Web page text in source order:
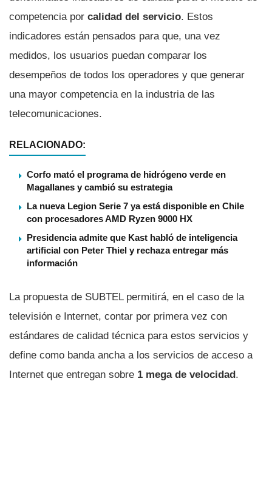
competencia por calidad del servicio. Estos
indicadores están pensados para que, una vez
medidos, los usuarios puedan comparar los
desempeños de todos los operadores y que generar
una mayor competencia en la industria de las
telecomunicaciones.
RELACIONADO:
Corfo mató el programa de hidrógeno verde en
Magallanes y cambió su estrategia
La nueva Legion Serie 7 ya está disponible en Chile
con procesadores AMD Ryzen 9000 HX
Presidencia admite que Kast habló de inteligencia
artificial con Peter Thiel y rechaza entregar más
información
La propuesta de SUBTEL permitirá, en el caso de la
televisión e Internet, contar por primera vez con
estándares de calidad técnica para estos servicios y
define como banda ancha a los servicios de acceso a
Internet que entregan sobre 1 mega de velocidad.